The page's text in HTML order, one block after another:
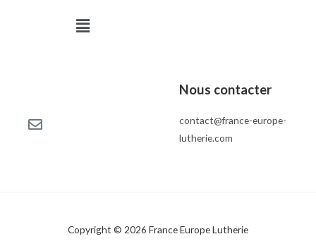
Menu
Nous contacter
contact@france-europe-
lutherie.com
Copyright © 2026 France Europe Lutherie